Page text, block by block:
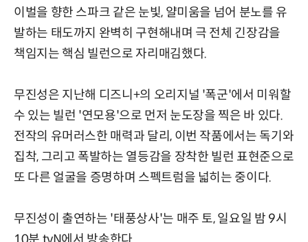
이벌을 향한 스파크 같은 눈빛, 얄미움을 넘어 분노를 유
발하는 태도까지 완벽히 구현해내며 극 전체 긴장감을
책임지는 핵심 빌런으로 자리매김했다.
무진성은 지난해 디즈니+의 오리지널 '폭군'에서 미워할
수 있는 빌런 '연모용'으로 먼저 눈도장을 찍은 바 있다.
전작의 유머러스한 매력과 달리, 이번 작품에서는 독기와
집착, 그리고 폭발하는 열등감을 장착한 빌런 표현준으로
또 다른 얼굴을 증명하며 스펙트럼을 넓히는 중이다.
무진성이 출연하는 '태풍상사'는 매주 토, 일요일 밤 9시
10분 tvN에서 방송한다.